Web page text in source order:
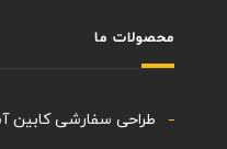
محصولات ما
طراحی سفارشی کابین